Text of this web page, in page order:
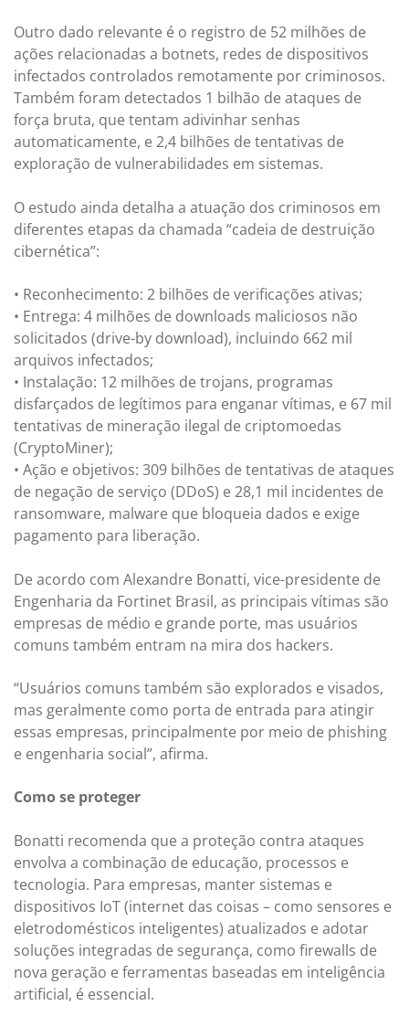
Outro dado relevante é o registro de 52 milhões de
ações relacionadas a botnets, redes de dispositivos
infectados controlados remotamente por criminosos.
Também foram detectados 1 bilhão de ataques de
força bruta, que tentam adivinhar senhas
automaticamente, e 2,4 bilhões de tentativas de
exploração de vulnerabilidades em sistemas.
O estudo ainda detalha a atuação dos criminosos em
diferentes etapas da chamada “cadeia de destruição
cibernética”:
• Reconhecimento: 2 bilhões de verificações ativas;
• Entrega: 4 milhões de downloads maliciosos não
solicitados (drive-by download), incluindo 662 mil
arquivos infectados;
• Instalação: 12 milhões de trojans, programas
disfarçados de legítimos para enganar vítimas, e 67 mil
tentativas de mineração ilegal de criptomoedas
(CryptoMiner);
• Ação e objetivos: 309 bilhões de tentativas de ataques
de negação de serviço (DDoS) e 28,1 mil incidentes de
ransomware, malware que bloqueia dados e exige
pagamento para liberação.
De acordo com Alexandre Bonatti, vice-presidente de
Engenharia da Fortinet Brasil, as principais vítimas são
empresas de médio e grande porte, mas usuários
comuns também entram na mira dos hackers.
“Usuários comuns também são explorados e visados,
mas geralmente como porta de entrada para atingir
essas empresas, principalmente por meio de phishing
e engenharia social”, afirma.
Como se proteger
Bonatti recomenda que a proteção contra ataques
envolva a combinação de educação, processos e
tecnologia. Para empresas, manter sistemas e
dispositivos IoT (internet das coisas – como sensores e
eletrodomésticos inteligentes) atualizados e adotar
soluções integradas de segurança, como firewalls de
nova geração e ferramentas baseadas em inteligência
artificial, é essencial.